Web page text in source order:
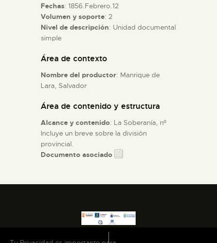
DIDÁCTICA
Fechas: 1856.Febrero.12
Volumen y soporte: 2
Nivel de descripción: Unidad documental
simple
Área de contexto
Nombre del productor: Manrique de
Lara, Salvador
Área de contenido y estructura
Alcance y contenido: La Soberanía, nº
Incluye un breve sobre la división
provincial.
Documento asociado